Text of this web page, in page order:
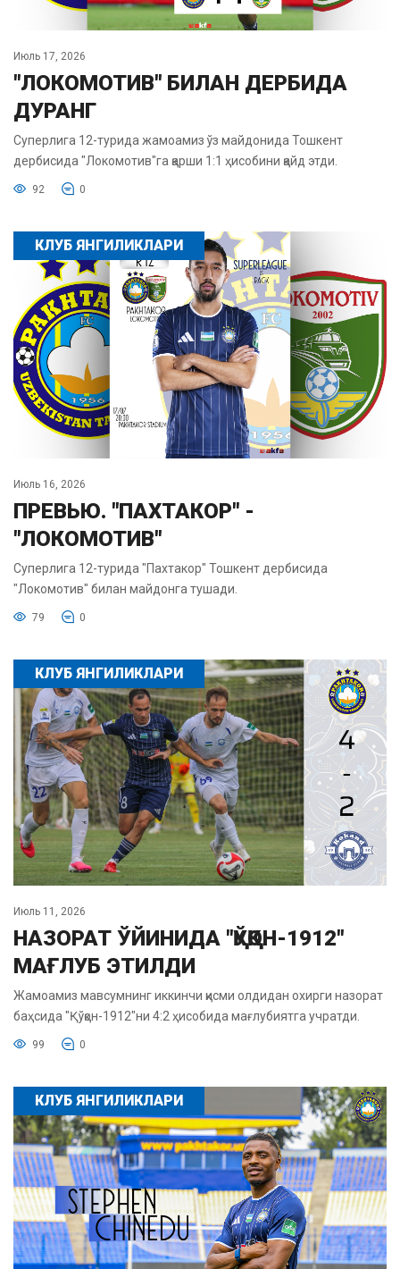
Июль 17, 2026
"ЛОКОМОТИВ" БИЛАН ДЕРБИДА
ДУРАНГ
Суперлига 12-турида жамоамиз ўз майдонида Тошкент
дербисида "Локомотив"га қарши 1:1 ҳисобини қайд этди.
92 0
КЛУБ ЯНГИЛИКЛАРИ
Июль 16, 2026
ПРЕВЬЮ. "ПАХТАКОР" -
"ЛОКОМОТИВ"
Суперлига 12-турида "Пахтакор" Тошкент дербисида
"Локомотив" билан майдонга тушади.
79 0
КЛУБ ЯНГИЛИКЛАРИ
Июль 11, 2026
НАЗОРАТ ЎЙИНИДА "ҚЎҚОН-1912"
МАҒЛУБ ЭТИЛДИ
Жамоамиз мавсумнинг иккинчи қисми олдидан охирги назорат
баҳсида "Қўқон-1912"ни 4:2 ҳисобида мағлубиятга учратди.
99 0
КЛУБ ЯНГИЛИКЛАРИ